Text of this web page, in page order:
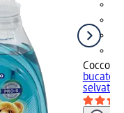
bucato